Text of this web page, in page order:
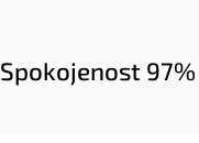
Spokojenost 97%